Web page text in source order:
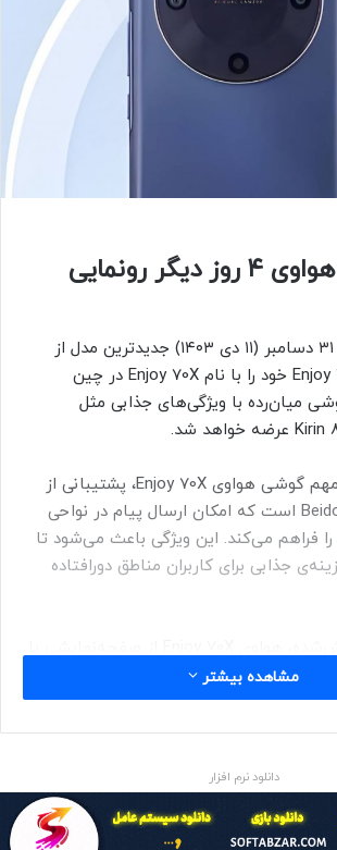
گوشی جدید هواوی ۴ روز دیگر رونمایی
هواوی قصد دارد در ۳۱ دسامبر (۱۱ دی ۱۴۰۳) جدیدترین مدل از
گوشی‌های سری Enjoy 70 خود را با نام Enjoy 70X در چین
میان‌رده با ویژگی‌های جذابی مثل
یکی از قابلیت‌های مهم گوشی هواوی Enjoy 70X، پشتیبانی از
ارتباط ماهواره‌ای Beidou است که امکان ارسال پیام در نواحی
فراهم می‌کند. این ویژگی باعث می‌شود تا
جذابی برای کاربران مناطق دورافتاده
می‌برد که ظاهری مدرن به آن داده است. در
شاهد ماژول دوربین دایره‌ای با طراحی
مشاهده بیشتر
دانلود نرم افزار